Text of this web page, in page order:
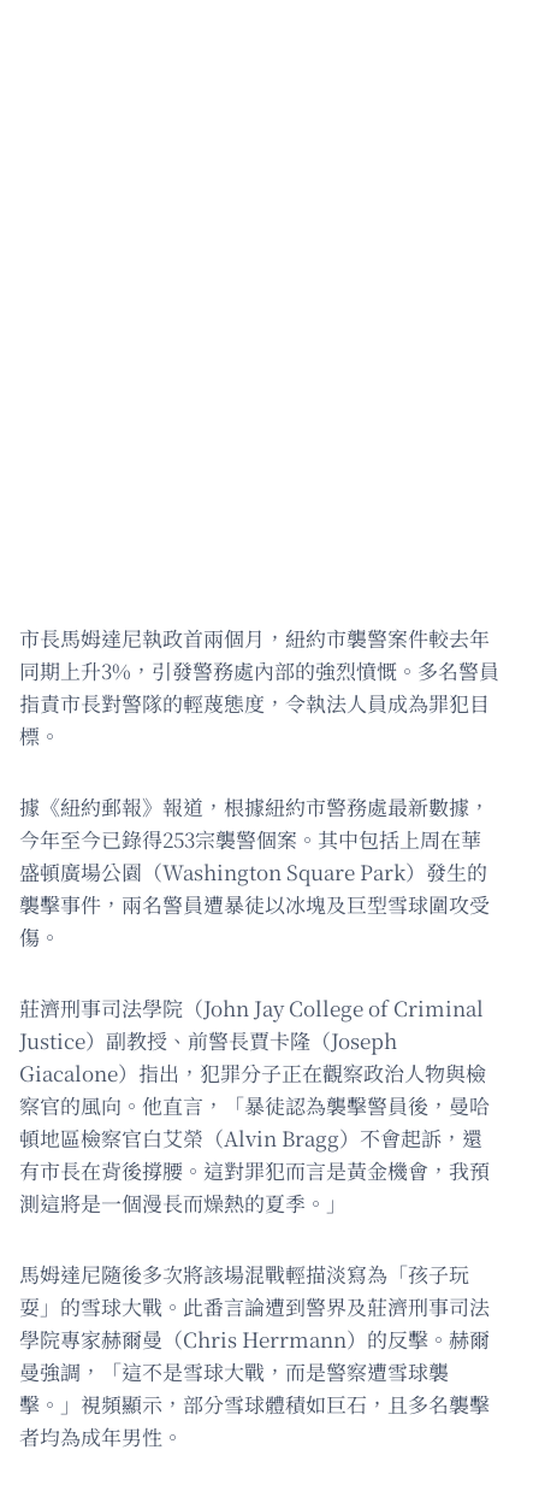
市長馬姆達尼執政首兩個月，紐約市襲警案件較去年
同期上升3%，引發警務處內部的強烈憤慨。多名警員
指責市長對警隊的輕蔑態度，令執法人員成為罪犯目
標。
據《紐約郵報》報道，根據紐約市警務處最新數據，
今年至今已錄得253宗襲警個案。其中包括上周在華
盛頓廣場公園（Washington Square Park）發生的
襲擊事件，兩名警員遭暴徒以冰塊及巨型雪球圍攻受
傷。
莊濟刑事司法學院（John Jay College of Criminal
Justice）副教授、前警長賈卡隆（Joseph
Giacalone）指出，犯罪分子正在觀察政治人物與檢
察官的風向。他直言，「暴徒認為襲擊警員後，曼哈
頓地區檢察官白艾榮（Alvin Bragg）不會起訴，還
有市長在背後撐腰。這對罪犯而言是黃金機會，我預
測這將是一個漫長而燥熱的夏季。」
馬姆達尼隨後多次將該場混戰輕描淡寫為「孩子玩
耍」的雪球大戰。此番言論遭到警界及莊濟刑事司法
學院專家赫爾曼（Chris Herrmann）的反擊。赫爾
曼強調，「這不是雪球大戰，而是警察遭雪球襲
擊。」視頻顯示，部分雪球體積如巨石，且多名襲擊
者均為成年男性。